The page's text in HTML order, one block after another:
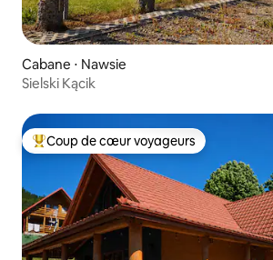
Cabane ⋅ Nawsie
Sielski Kącik
Coups de cœur voyageurs les plus
Coup de cœur voyageurs